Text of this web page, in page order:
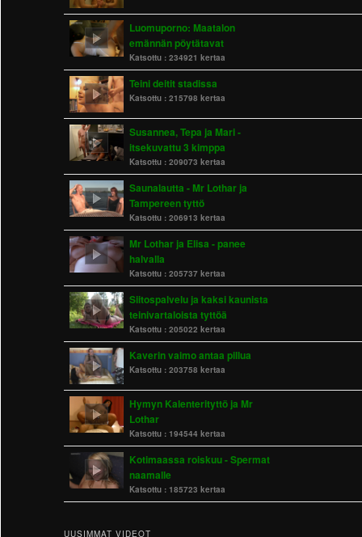
Luomuporno: Maatalon
emännän pöytätavat
Katsottu : 234921 kertaa
Teini deitit stadissa
Katsottu : 215798 kertaa
Susannea, Tepa ja Mari -
itsekuvattu 3 kimppa
Katsottu : 209073 kertaa
Saunalautta - Mr Lothar ja
Tampereen tyttö
Katsottu : 206913 kertaa
Mr Lothar ja Elisa - panee
halvalla
Katsottu : 205737 kertaa
Siitospalvelu ja kaksi kaunista
teinivartaloista tyttöä
Katsottu : 205022 kertaa
Kaverin vaimo antaa pillua
Katsottu : 203758 kertaa
Hymyn Kalenterityttö ja Mr
Lothar
Katsottu : 194544 kertaa
Kotimaassa roiskuu - Spermat
naamalle
Katsottu : 185723 kertaa
UUSIMMAT VIDEOT